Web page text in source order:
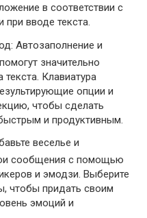
в соответствии с
вводе текста.
Автозаполнение и
значительно
Клавиатура
опции и
чтобы сделать
и продуктивным.
веселье и
сообщения с помощью
и эмодзи. Выберите
чтобы придать своим
эмоций и